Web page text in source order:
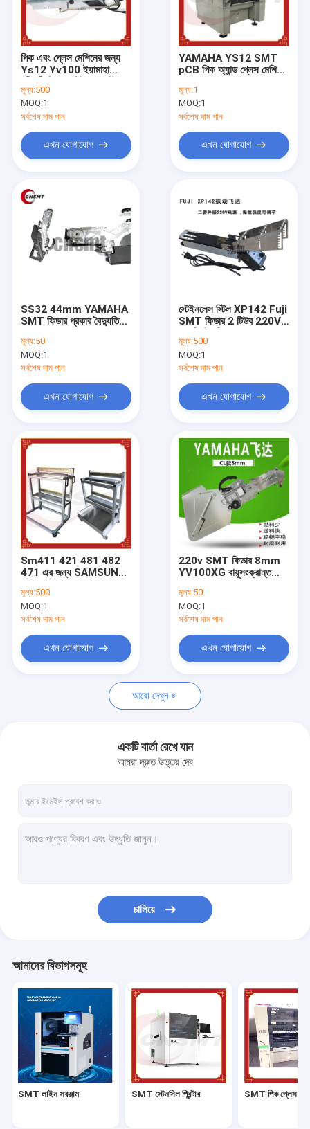
আমাদের সম্পর্কে
কারখানা ভ্রমণ
মান নিয়ন্ত্রণ
যোগাযোগ করুন
SMT স্টেনসিল প্রিন্টার
পিসিবি ম্যাগাজিন র্যাক
SMD সমাবেশ লাইন
SMT ফিডার
SMT ফিডার ক্রমাঙ্কন
SMT খুচরা যন্ত্রাংশ
পিক এবং প্লেস মেশিনের জন্য
Ys12 Yv100 ইয়ামাহা
মূল্য:500
MOQ:1
সর্বশেষ দাম পান
এখন যোগাযোগ
YAMAHA YS12 SMT
pCB পিক অ্যান্ড প্লেস মেশিন
মূল্য:1
MOQ:1
সর্বশেষ দাম পান
এখন যোগাযোগ
SS32 44mm YAMAHA
SMT ফিডার প্রকার বৈদ্যুতিক
মূল্য:50
MOQ:1
সর্বশেষ দাম পান
এখন যোগাযোগ
স্টেইনলেস স্টিল XP142 Fuji
SMT ফিডার 2 টিউব 220V
মূল্য:500
MOQ:1
সর্বশেষ দাম পান
এখন যোগাযোগ
Sm411 421 481 482
471 এর জন্য SAMSUNG
ট্রলি
মূল্য:500
MOQ:1
সর্বশেষ দাম পান
এখন যোগাযোগ
220v SMT ফিডার 8mm
YV100XG বায়ুসংক্রান্ত
অনুমোদিত
মূল্য:50
MOQ:1
সর্বশেষ দাম পান
এখন যোগাযোগ
আরো দেখুন
একটি বার্তা রেখে যান
আমরা দ্রুত উত্তর দেব
চালিয়ে
আমাদের বিভাগসমূহ
SMT লাইন সরঞ্জাম SMT স্টেনসিল প্রিন্টার SMT পিক প্লেস